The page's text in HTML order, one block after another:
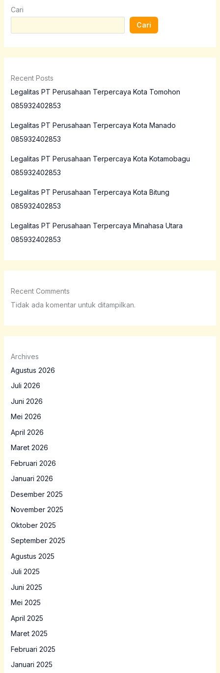
Cari
Cari
Recent Posts
Legalitas PT Perusahaan Terpercaya Kota Tomohon
085932402853
Legalitas PT Perusahaan Terpercaya Kota Manado
085932402853
Legalitas PT Perusahaan Terpercaya Kota Kotamobagu
085932402853
Legalitas PT Perusahaan Terpercaya Kota Bitung
085932402853
Legalitas PT Perusahaan Terpercaya Minahasa Utara
085932402853
Recent Comments
Tidak ada komentar untuk ditampilkan.
Archives
Agustus 2026
Juli 2026
Juni 2026
Mei 2026
April 2026
Maret 2026
Februari 2026
Januari 2026
Desember 2025
November 2025
Oktober 2025
September 2025
Agustus 2025
Juli 2025
Juni 2025
Mei 2025
April 2025
Maret 2025
Februari 2025
Januari 2025